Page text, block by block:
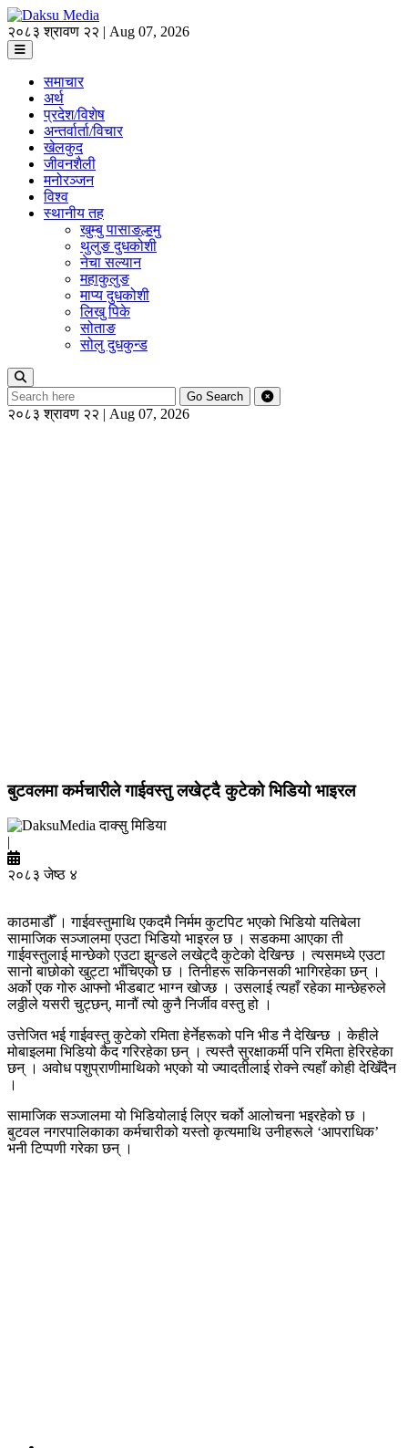
२०८३ श्रावण २२ | Aug 07, 2026
समाचार
अर्थ
प्रदेश/विशेष
अन्तर्वार्ता/विचार
खेलकुद
जीवनशैली
मनोरञ्जन
विश्व
स्थानीय तह
खुम्बु पासाङल्हमु
थुलुङ दुधकोशी
नेचा सल्यान
महाकुलुङ
माप्य दुधकोशी
लिखु पिके
सोताङ
सोलु दुधकुन्ड
Go Search
२०८३ श्रावण २२ | Aug 07, 2026
बुटवलमा कर्मचारीले गाईवस्तु लखेट्दै कुटेको भिडियो भाइरल
दाक्सु मिडिया
|
२०८३ जेष्ठ ४
काठमाडौँ । गाईवस्तुमाथि एकदमै निर्मम कुटपिट भएको भिडियो यतिबेला
सामाजिक सञ्जालमा एउटा भिडियो भाइरल छ । सडकमा आएका ती
गाईवस्तुलाई मान्छेको एउटा झुन्डले लखेट्दै कुटेको देखिन्छ । त्यसमध्ये एउटा
सानो बाछोको खुट्टा भाँचिएको छ । तिनीहरू सकिनसकी भागिरहेका छन् ।
अर्को एक गोरु आफ्नो भीडबाट भाग्न खोज्छ । उसलाई त्यहाँ रहेका मान्छेहरुले
लठ्ठीले यसरी चुट्छन्, मानौं त्यो कुनै निर्जीव वस्तु हो ।
उत्तेजित भई गाईवस्तु कुटेको रमिता हेर्नेहरूको पनि भीड नै देखिन्छ । केहीले
मोबाइलमा भिडियो कैद गरिरहेका छन् । त्यस्तै सुरक्षाकर्मी पनि रमिता हेरिरहेका
छन् । अवोध पशुप्राणीमाथिको भएको यो ज्यादतीलाई रोक्ने त्यहाँ कोही देखिँदैन
।
सामाजिक सञ्जालमा यो भिडियोलाई लिएर चर्को आलोचना भइरहेको छ ।
बुटवल नगरपालिकाका कर्मचारीको यस्तो कृत्यमाथि उनीहरूले ‘आपराधिक’
भनी टिप्पणी गरेका छन् ।